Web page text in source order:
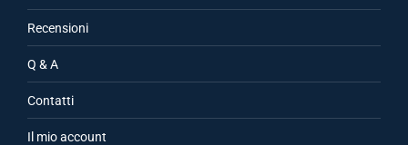
Recensioni
Q & A
Contatti
Il mio account